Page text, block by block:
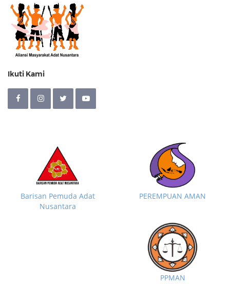
Ikuti Kami
Barisan Pemuda Adat
Nusantara
PEREMPUAN AMAN
PPMAN